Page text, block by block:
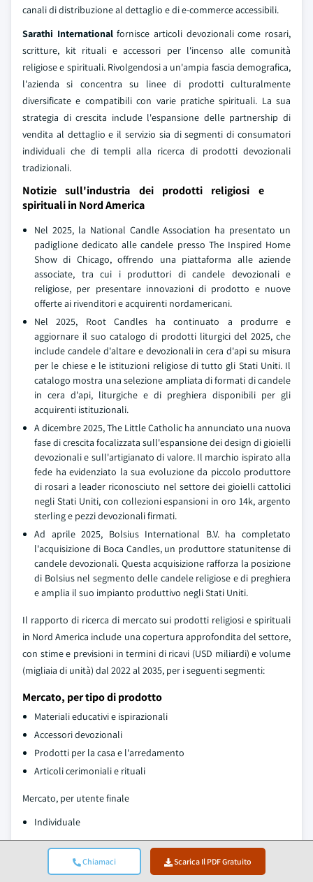
Chiamaci Scarica Il PDF Gratuito
canali di distribuzione al dettaglio e di e-commerce accessibili.
Sarathi Internationalfornisce articoli devozionali come rosari,
scritture, kit rituali e accessori per l'incenso alle comunità
religiose e spirituali. Rivolgendosi a un'ampia fascia demografica,
l'azienda si concentra su linee di prodotti culturalmente
diversificate e compatibili con varie pratiche spirituali. La sua
strategia di crescita include l'espansione delle partnership di
vendita al dettaglio e il servizio sia di segmenti di consumatori
individuali che di templi alla ricerca di prodotti devozionali
tradizionali.
Notizie sull'industria dei prodotti religiosi e
spirituali in Nord America
Nel 2025, la National Candle Association ha presentato un
padiglione dedicato alle candele presso The Inspired Home
Show di Chicago, offrendo una piattaforma alle aziende
associate, tra cui i produttori di candele devozionali e
religiose, per presentare innovazioni di prodotto e nuove
offerte ai rivenditori e acquirenti nordamericani.
Nel 2025, Root Candles ha continuato a produrre e
aggiornare il suo catalogo di prodotti liturgici del 2025, che
include candele d'altare e devozionali in cera d'api su misura
per le chiese e le istituzioni religiose di tutto gli Stati Uniti. Il
catalogo mostra una selezione ampliata di formati di candele
in cera d'api, liturgiche e di preghiera disponibili per gli
acquirenti istituzionali.
A dicembre 2025, The Little Catholic ha annunciato una nuova
fase di crescita focalizzata sull'espansione dei design di gioielli
devozionali e sull'artigianato di valore. Il marchio ispirato alla
fede ha evidenziato la sua evoluzione da piccolo produttore
di rosari a leader riconosciuto nel settore dei gioielli cattolici
negli Stati Uniti, con collezioni espansioni in oro 14k, argento
sterling e pezzi devozionali firmati.
Ad aprile 2025, Bolsius International B.V. ha completato
l'acquisizione di Boca Candles, un produttore statunitense di
candele devozionali. Questa acquisizione rafforza la posizione
di Bolsius nel segmento delle candele religiose e di preghiera
e amplia il suo impianto produttivo negli Stati Uniti.
Il rapporto di ricerca di mercato sui prodotti religiosi e spirituali
in Nord America include una copertura approfondita del settore,
con stime e previsioni in termini di ricavi (USD miliardi) e volume
(migliaia di unità) dal 2022 al 2035, per i seguenti segmenti:
Mercato, per tipo di prodotto
Materiali educativi e ispirazionali
Accessori devozionali
Prodotti per la casa e l'arredamento
Articoli cerimoniali e rituali
Mercato, per utente finale
Individuale
Istituti religiosi